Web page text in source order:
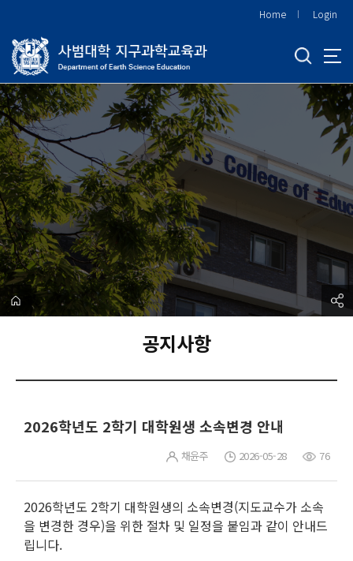
메
뉴
Home Login
공지사항
2026학년도 2학기 대학원생 소속변경 안내
채윤주 2026-05-28 76
2026학년도 2학기 대학원생의 소속변경(지도교수가 소속
을 변경한 경우)을 위한 절차 및 일정을 붙임과 같이 안내드
립니다.